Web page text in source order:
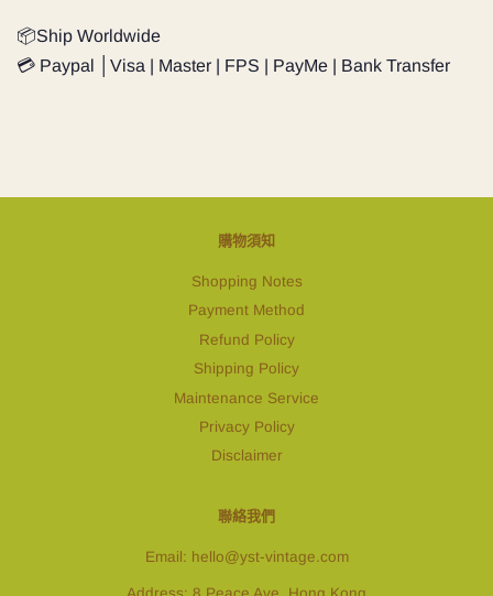
📦Ship Worldwide
💳 Paypal │Visa | Master | FPS | PayMe | Bank Transfer
購物須知
Shopping Notes
Payment Method
Refund Policy
Shipping Policy
Maintenance Service
Privacy Policy
Disclaimer
聯絡我們
Email: hello@yst-vintage.com